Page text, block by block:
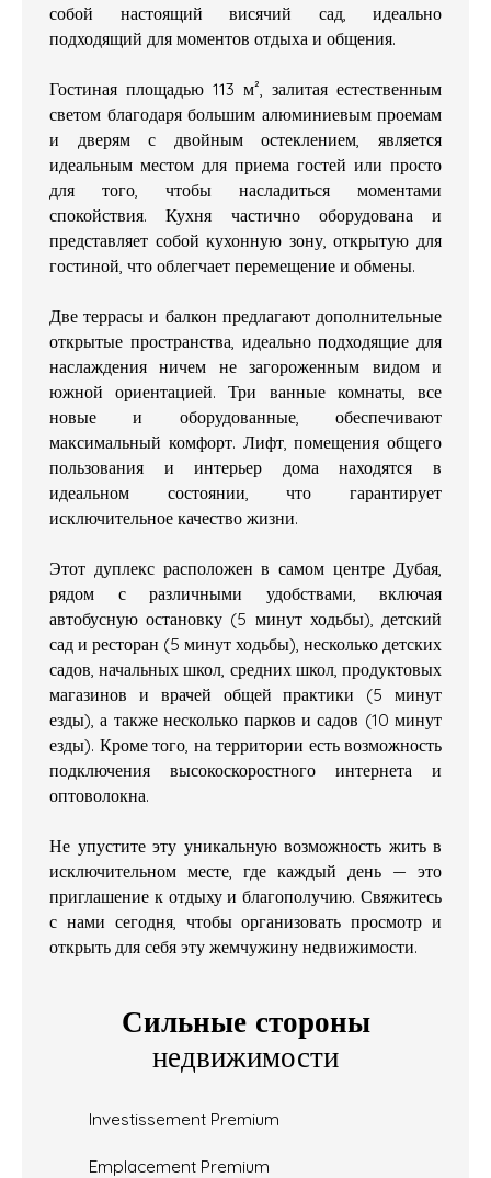
собой настоящий висячий сад, идеально
подходящий для моментов отдыха и общения.
Гостиная площадью 113 м², залитая естественным
светом благодаря большим алюминиевым проемам
и дверям с двойным остеклением, является
идеальным местом для приема гостей или просто
для того, чтобы насладиться моментами
спокойствия. Кухня частично оборудована и
представляет собой кухонную зону, открытую для
гостиной, что облегчает перемещение и обмены.
Две террасы и балкон предлагают дополнительные
открытые пространства, идеально подходящие для
наслаждения ничем не загороженным видом и
южной ориентацией. Три ванные комнаты, все
новые и оборудованные, обеспечивают
максимальный комфорт. Лифт, помещения общего
пользования и интерьер дома находятся в
идеальном состоянии, что гарантирует
исключительное качество жизни.
Этот дуплекс расположен в самом центре Дубая,
рядом с различными удобствами, включая
автобусную остановку (5 минут ходьбы), детский
сад и ресторан (5 минут ходьбы), несколько детских
садов, начальных школ, средних школ, продуктовых
магазинов и врачей общей практики (5 минут
езды), а также несколько парков и садов (10 минут
езды). Кроме того, на территории есть возможность
подключения высокоскоростного интернета и
оптоволокна.
Не упустите эту уникальную возможность жить в
исключительном месте, где каждый день — это
приглашение к отдыху и благополучию. Свяжитесь
с нами сегодня, чтобы организовать просмотр и
открыть для себя эту жемчужину недвижимости.
Сильные стороны
недвижимости
Investissement Premium
Emplacement Premium